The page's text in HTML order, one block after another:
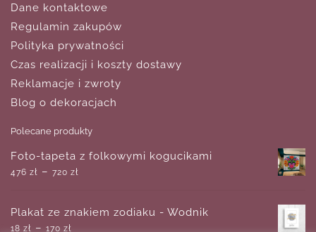
Dane kontaktowe
Regulamin zakupów
Polityka prywatności
Czas realizacji i koszty dostawy
Reklamacje i zwroty
Blog o dekoracjach
Polecane produkty
Foto-tapeta z folkowymi kogucikami
476 zł – 720 zł
Plakat ze znakiem zodiaku - Wodnik
18 zł – 170 zł